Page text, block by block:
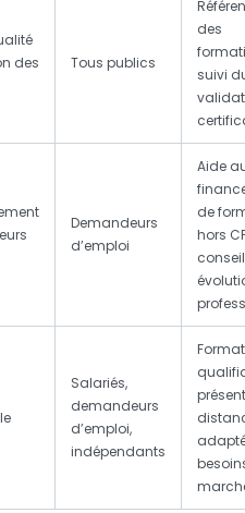
des
Tous publics
des
suivi
Demandeurs
d’emploi
Aide
de
hors
Salariés,
demandeurs
d’emploi,
indépendants